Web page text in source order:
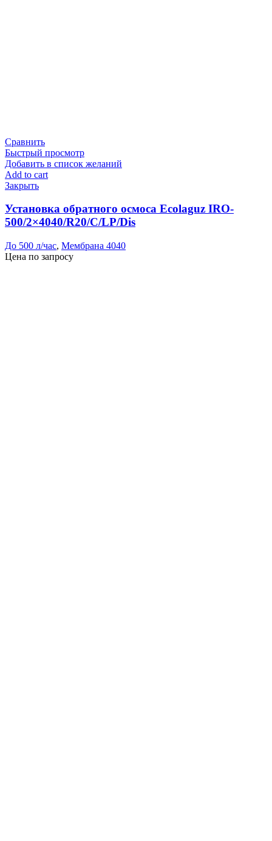
Сравнить
Быстрый просмотр
Добавить в список желаний
Add to cart
Закрыть
Установка обратного осмоса Ecolaguz IRO-
500/2×4040/R20/C/LP/Dis
До 500 л/час, Мембрана 4040
Цена по запросу